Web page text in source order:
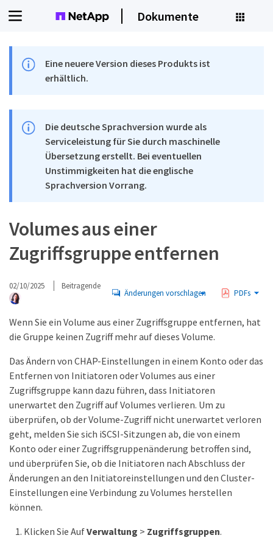
Dokumente
Eine neuere Version dieses Produkts ist
erhältlich.
Die deutsche Sprachversion wurde als
Serviceleistung für Sie durch maschinelle
Übersetzung erstellt. Bei eventuellen
Unstimmigkeiten hat die englische
Sprachversion Vorrang.
Volumes aus einer
Zugriffsgruppe entfernen
02/10/2025 Beitragende
Änderungen vorschlagen PDFs
Wenn Sie ein Volume aus einer Zugriffsgruppe entfernen, hat
die Gruppe keinen Zugriff mehr auf dieses Volume.
Das Ändern von CHAP-Einstellungen in einem Konto oder das
Entfernen von Initiatoren oder Volumes aus einer
Zugriffsgruppe kann dazu führen, dass Initiatoren
unerwartet den Zugriff auf Volumes verlieren. Um zu
überprüfen, ob der Volume-Zugriff nicht unerwartet verloren
geht, melden Sie sich iSCSI-Sitzungen ab, die von einem
Konto oder einer Zugriffsgruppenänderung betroffen sind,
und überprüfen Sie, ob die Initiatoren nach Abschluss der
Änderungen an den Initiatoreinstellungen und den Cluster-
Einstellungen eine Verbindung zu Volumes herstellen
können.
Klicken Sie AufVerwaltung > Zugriffsgruppen.